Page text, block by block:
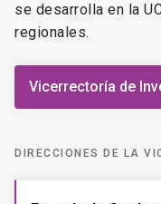
se desarrolla en la
regionales.
Vicerrectoría de
DIRECCIONES DE LA